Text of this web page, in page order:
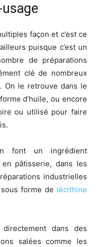
façon et c’est ce
puisque c’est un
de préparations
clé de nombreux
On le retrouve dans le
d’huile, ou encore
ou utilisé pour faire
font un ingrédient
pâtisserie, dans les
industrielles
forme de lécithine
dans des
salées comme les